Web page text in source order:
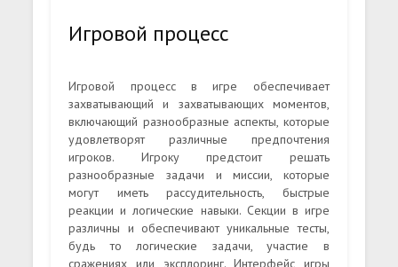
Игровой процесс
Игровой процесс в игре обеспечивает
захватывающий и захватывающих моментов,
включающий разнообразные аспекты, которые
удовлетворят различные предпочтения
игроков. Игроку предстоит решать
разнообразные задачи и миссии, которые
могут иметь рассудительность, быстрые
реакции и логические навыки. Секции в игре
различны и обеспечивают уникальные тесты,
будь то логические задачи, участие в
сражениях или эксплоринг. Интерфейс игры